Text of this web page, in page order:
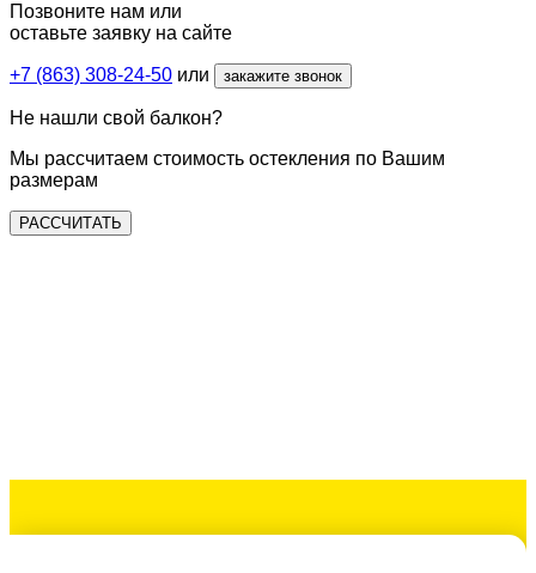
Позвоните нам или
оставьте заявку на сайте
+7 (863) 308-24-50 или закажите звонок
Не нашли свой балкон?
Мы рассчитаем стоимость остекления по Вашим
размерам
РАССЧИТАТЬ